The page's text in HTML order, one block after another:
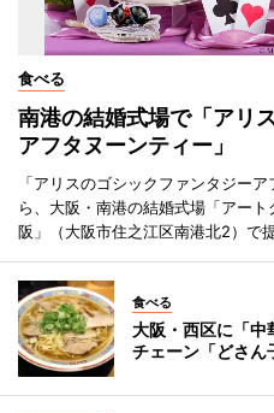
食べる
南港の結婚式場で「アリ
アフタヌーンティー」
「アリスのゴシックファンタジー
ら、大阪・南港の結婚式場「アー
阪」（大阪市住之江区南港北2）で
食べる
大阪・西区に「
チェーン「どさん